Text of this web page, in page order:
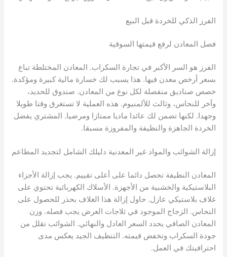
الفرز الذكي للخردة قبل البيع
فصل المعادن لرفع قيمتها السوقية
الفرز هو السر الأكبر في تجارة السكراب. المعادن المختلطة تباع
بسعر أرخص معدن فيها. هذا يسبب لك خسارة مالية كبيرة ومؤكدة.
خصص صناديق منفصلة لكل نوع من المعادن. صندوق للحديد،
وآخر للنحاس، وثالث للألمنيوم. هذه العملية لا تستغرق وقتا طويلا
وجهدا. لكنها تضمن لك عائدا ماديا ممتازا ومرضيا. المشتري يفضل
الخردة الجاهزة والنظيفة والمفروزة مسبقا.
إزالة الشوائب والمواد غير المعدنية دليلك الشامل لتجديد المطاعم
المعادن النظيفة تحصل دائما على أعلى تقييم. يجب إزالة الأجزاء
البلاستيكية والخشبية من الأجهزة. الأسلاك الكهربائية تحتوي على
غلاف بلاستيكي عازل. حاول إزالة هذا الغلاف بحذر للحصول على
النحاس. الزجاج الموجود في ثلاجات العرض يجب فصله. وزن
المعادن الصافي يحدد السعر العادل والنهائي. الشوائب تقلل من
جودة السكراب وتخفض قيمته. التنظيف الجيد يعكس مدى
احترافيتك في العمل.